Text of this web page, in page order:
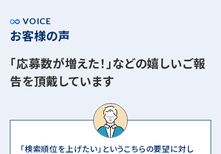
VOICE
お客様の声
「応募数が増えた！」などの嬉しいご報
告を頂戴しています
「検索順位を上げたい」というこちらの要望に対し